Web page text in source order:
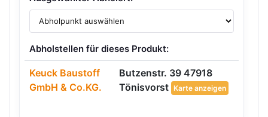
Abholstellen für dieses Produkt:
Keuck Baustoff
GmbH & Co.KG.
Butzenstr. 39 47918
Tönisvorst Karte anzeigen